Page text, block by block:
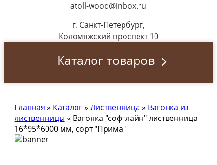
atoll-wood@inbox.ru
г. Санкт-Петербург,
Коломяжский проспект 10
Каталог товаров
Главная » Каталог» Лиственница » Вагонка из
лиственницы » Вагонка "софтлайн" лиственница
16*95*6000 мм, сорт "Прима"